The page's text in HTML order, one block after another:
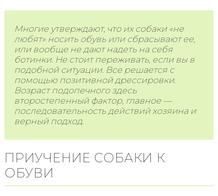
Многие утверждают, что их собаки «не
любят» носить обувь или сбрасывают ее,
или вообще не дают надеть на себя
ботинки. Не стоит переживать, если вы в
подобной ситуации. Все решается с
помощью позитивной дрессировки.
Возраст подопечного здесь
второстепенный фактор, главное —
последовательность действий хозяина и
верный подход.
ПРИУЧЕНИЕ СОБАКИ К
ОБУВИ